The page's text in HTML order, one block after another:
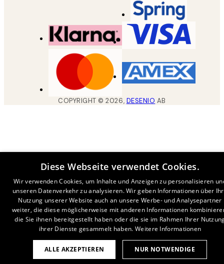
COPYRIGHT ©2026, DESENIO AB
Diese Webseite verwendet Cookies.
Wir verwenden Cookies, um Inhalte und Anzeigen zu personalisieren
unseren Datenverkehr zu analysieren. Wir geben Informationen über
Nutzung unserer Website auch an unsere Werbe- und Analysepartner
weiter, die diese möglicherweise mit anderen Informationen
die Sie ihnen bereitgestellt haben oder die sie im Rahmen Ihrer
ihrer Dienste gesammelt haben. Weitere Informationen
ALLE AKZEPTIEREN NUR NOTWENDIGE